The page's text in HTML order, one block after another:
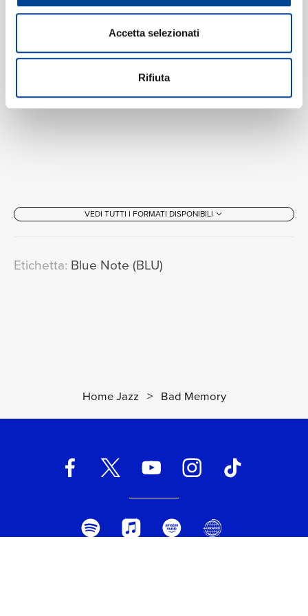
Accetta selezionati
Rifiuta
VEDI TUTTI I FORMATI DISPONIBILI
Etichetta: Blue Note (BLU)
Home Jazz > Bad Memory